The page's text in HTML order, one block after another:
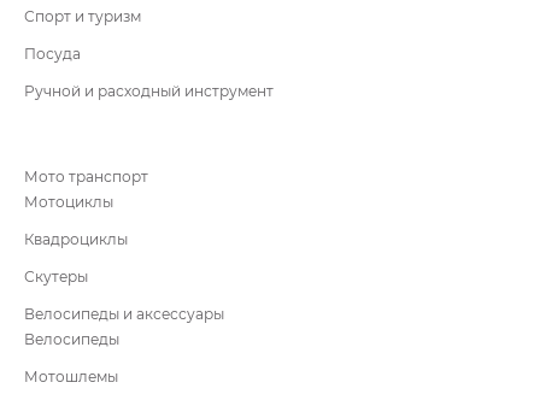
Спорт и туризм
Посуда
Ручной и расходный инструмент
Мото транспорт
Мотоциклы
Квадроциклы
Скутеры
Велосипеды и аксессуары
Велосипеды
Мотошлемы